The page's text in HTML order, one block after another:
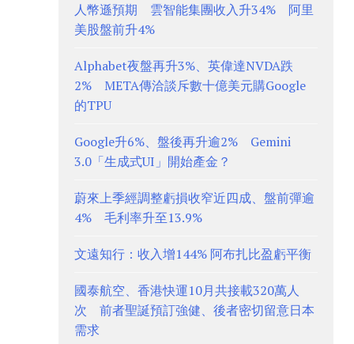
人幣遜預期 雲智能集團收入升34% 阿里
美股盤前升4%
Alphabet夜盤再升3%、英偉達NVDA跌
2% META傳洽談斥數十億美元購Google
的TPU
Google升6%、盤後再升逾2% Gemini
3.0「生成式UI」開始產金？
蔚來上季經調整虧損收窄近四成、盤前彈逾
4% 毛利率升至13.9%
文遠知行：收入增144% 阿布扎比盈虧平衡
國泰航空、香港快運10月共接載320萬人
次 前者聖誕預訂強健、後者密切留意日本
需求